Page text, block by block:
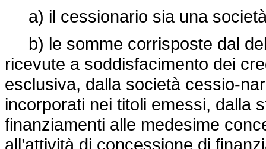
a) il cessionario sia una
b) le somme corrisposte dal
ricevute a soddisfacimento dei
esclusiva, dalla società cessio-
incorporati nei titoli emessi, dalla
finanziamenti alle medesime
all’attività di concessione di